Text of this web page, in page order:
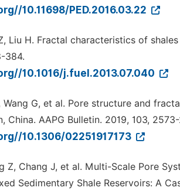
10.11698/PED.2016.03.22
Liu H. Fractal characteristics of
384.
10.1016/j.fuel.2013.07.040
Wang G, et al. Pore structure and
China. AAPG Bulletin. 2019, 103,
10.1306/02251917173
Z, Chang J, et al. Multi-Scale Pore
Sedimentary Shale Reservoirs: A